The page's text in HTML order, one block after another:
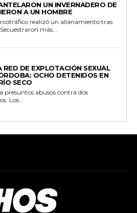
UN INVERNADERO DE
A UN HOMBRE
realizó un allanamiento tras
más...
DE EXPLOTACIÓN SEXUAL
OCHO DETENIDOS EN
SECO
presuntos abusos contra dos
Los...